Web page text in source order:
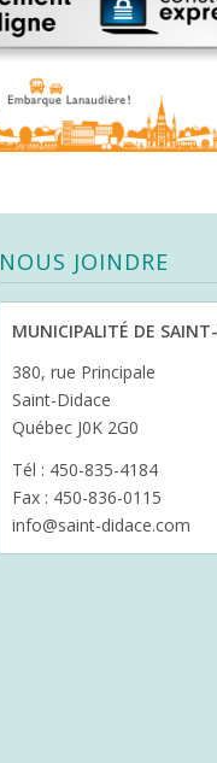
NOUS JOINDRE
MUNICIPALITÉ DE
380, rue Principale
Saint-Didace
Québec J0K 2G0
Tél : 450-835-4184
Fax : 450-836-0115
info@saint-didace.com